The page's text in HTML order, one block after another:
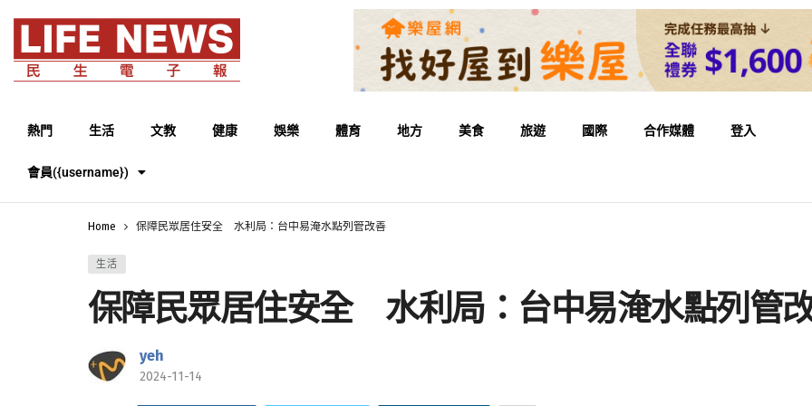
熱門 生活 文教 健康 娛樂 體育 地方 美食 旅遊 國際 合作媒體 登入
會員({username})
Home 保障民眾居住安全 水利局：台中易淹水點列管改善
生活
保障民眾居住安全 水利局：台中易淹水點列管
yeh
2024-11-14